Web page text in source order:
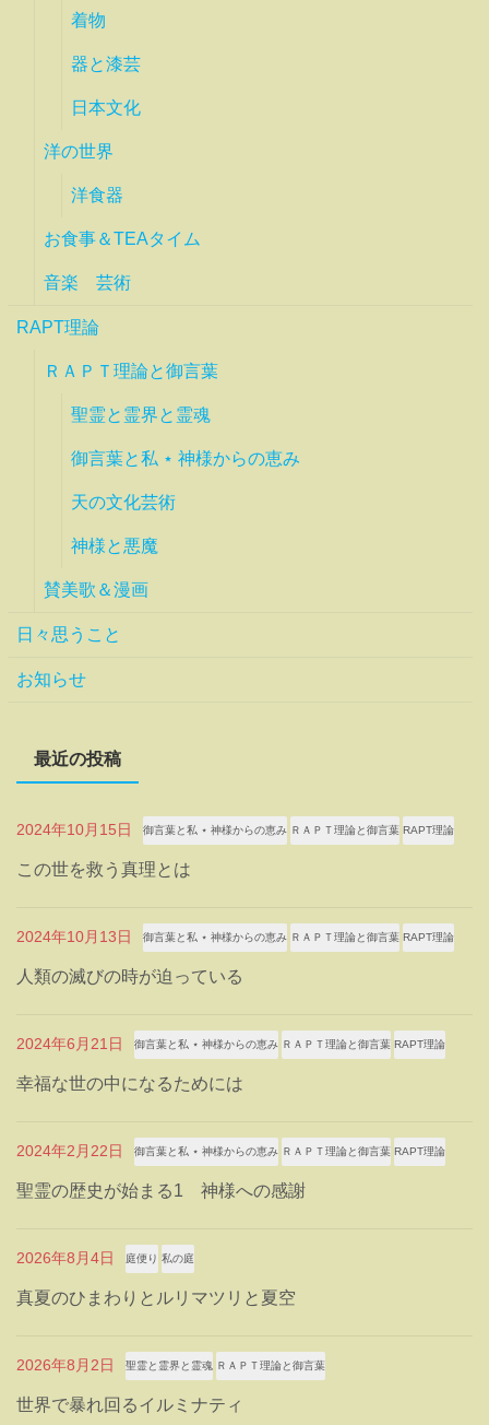
着物
器と漆芸
日本文化
洋の世界
洋食器
お食事＆TEAタイム
音楽 芸術
RAPT理論
ＲＡＰＴ理論と御言葉
聖霊と霊界と霊魂
御言葉と私 ⋆ 神様からの恵み
天の文化芸術
神様と悪魔
賛美歌＆漫画
日々思うこと
お知らせ
最近の投稿
2024年10月15日 御言葉と私 ⋆ 神様からの恵み ＲＡＰＴ理論と御言葉 RAPT理論
この世を救う真理とは
2024年10月13日 御言葉と私 ⋆ 神様からの恵み ＲＡＰＴ理論と御言葉 RAPT理論
人類の滅びの時が迫っている
2024年6月21日 御言葉と私 ⋆ 神様からの恵み ＲＡＰＴ理論と御言葉 RAPT理論
幸福な世の中になるためには
2024年2月22日 御言葉と私 ⋆ 神様からの恵み ＲＡＰＴ理論と御言葉 RAPT理論
聖霊の歴史が始まる1 神様への感謝
2026年8月4日 庭便り 私の庭
真夏のひまわりとルリマツリと夏空
2026年8月2日 聖霊と霊界と霊魂 ＲＡＰＴ理論と御言葉
世界で暴れ回るイルミナティ